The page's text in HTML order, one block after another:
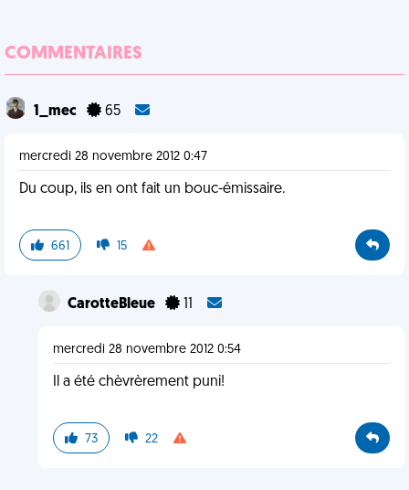
COMMENTAIRES
1_mec 65
mercredi 28 novembre 2012 0:47
Du coup, ils en ont fait un bouc-émissaire.
661 15
CarotteBleue 11
mercredi 28 novembre 2012 0:54
Il a été chèvrèrement puni!
73 22